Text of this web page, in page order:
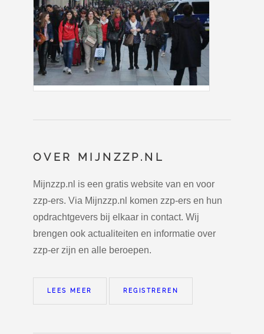
OVER MIJNZZP.NL
Mijnzzp.nl is een gratis website van en voor
zzp-ers. Via Mijnzzp.nl komen zzp-ers en hun
opdrachtgevers bij elkaar in contact. Wij
brengen ook actualiteiten en informatie over
zzp-er zijn en alle beroepen.
LEES MEER REGISTREREN